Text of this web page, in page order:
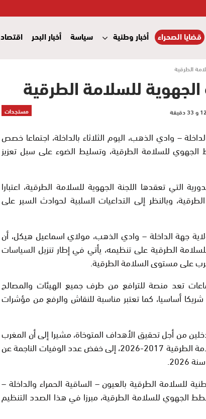
قضايا الصحراء أخبار وطنية سياسة أخبار البحر اقتصاد
الطرقية
الجهوية للسلامة الطرقية
مستجدات
– وادي الذهب، اليوم الثلاثاء بالداخلة، اجتماعا خصص
للسلامة الطرقية، وتسليط الضوء على سبل تعزيز
التي تعقدها اللجنة الجهوية للسلامة الطرقية، اعتبارا
وبالنظر إلى التداعيات السلبية لحوادث السير على
جهة الداخلة – وادي الذهب، مولاي اسماعيل هيكل، أن
الطرقية على تنظيمه، يأتي في إطار تنزيل السياسات
على مستوى السلامة الطرقية.
تعد منصة للترافع من طرف جميع الهيئات والمصالح
شريكا أساسيا، كما تعتبر مناسبة للنقاش والرفع من مؤشرات
من أجل تحقيق الأهداف المتوخاة، مشيرا إلى أن المغرب
يسعى في إطار الاستراتيجية الوطنية للسلامة الطرقية 2017-2026، إلى خفض عدد الوفيات الناجمة عن
للسلامة الطرقية بالعيون – الساقية الحمراء والداخلة –
الجهوي للسلامة الطرقية، مبرزا في هذا الصدد التنظيم